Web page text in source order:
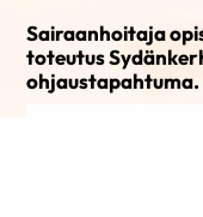
Sairaanhoitaja
toteutus
ohjaustapahtuma.